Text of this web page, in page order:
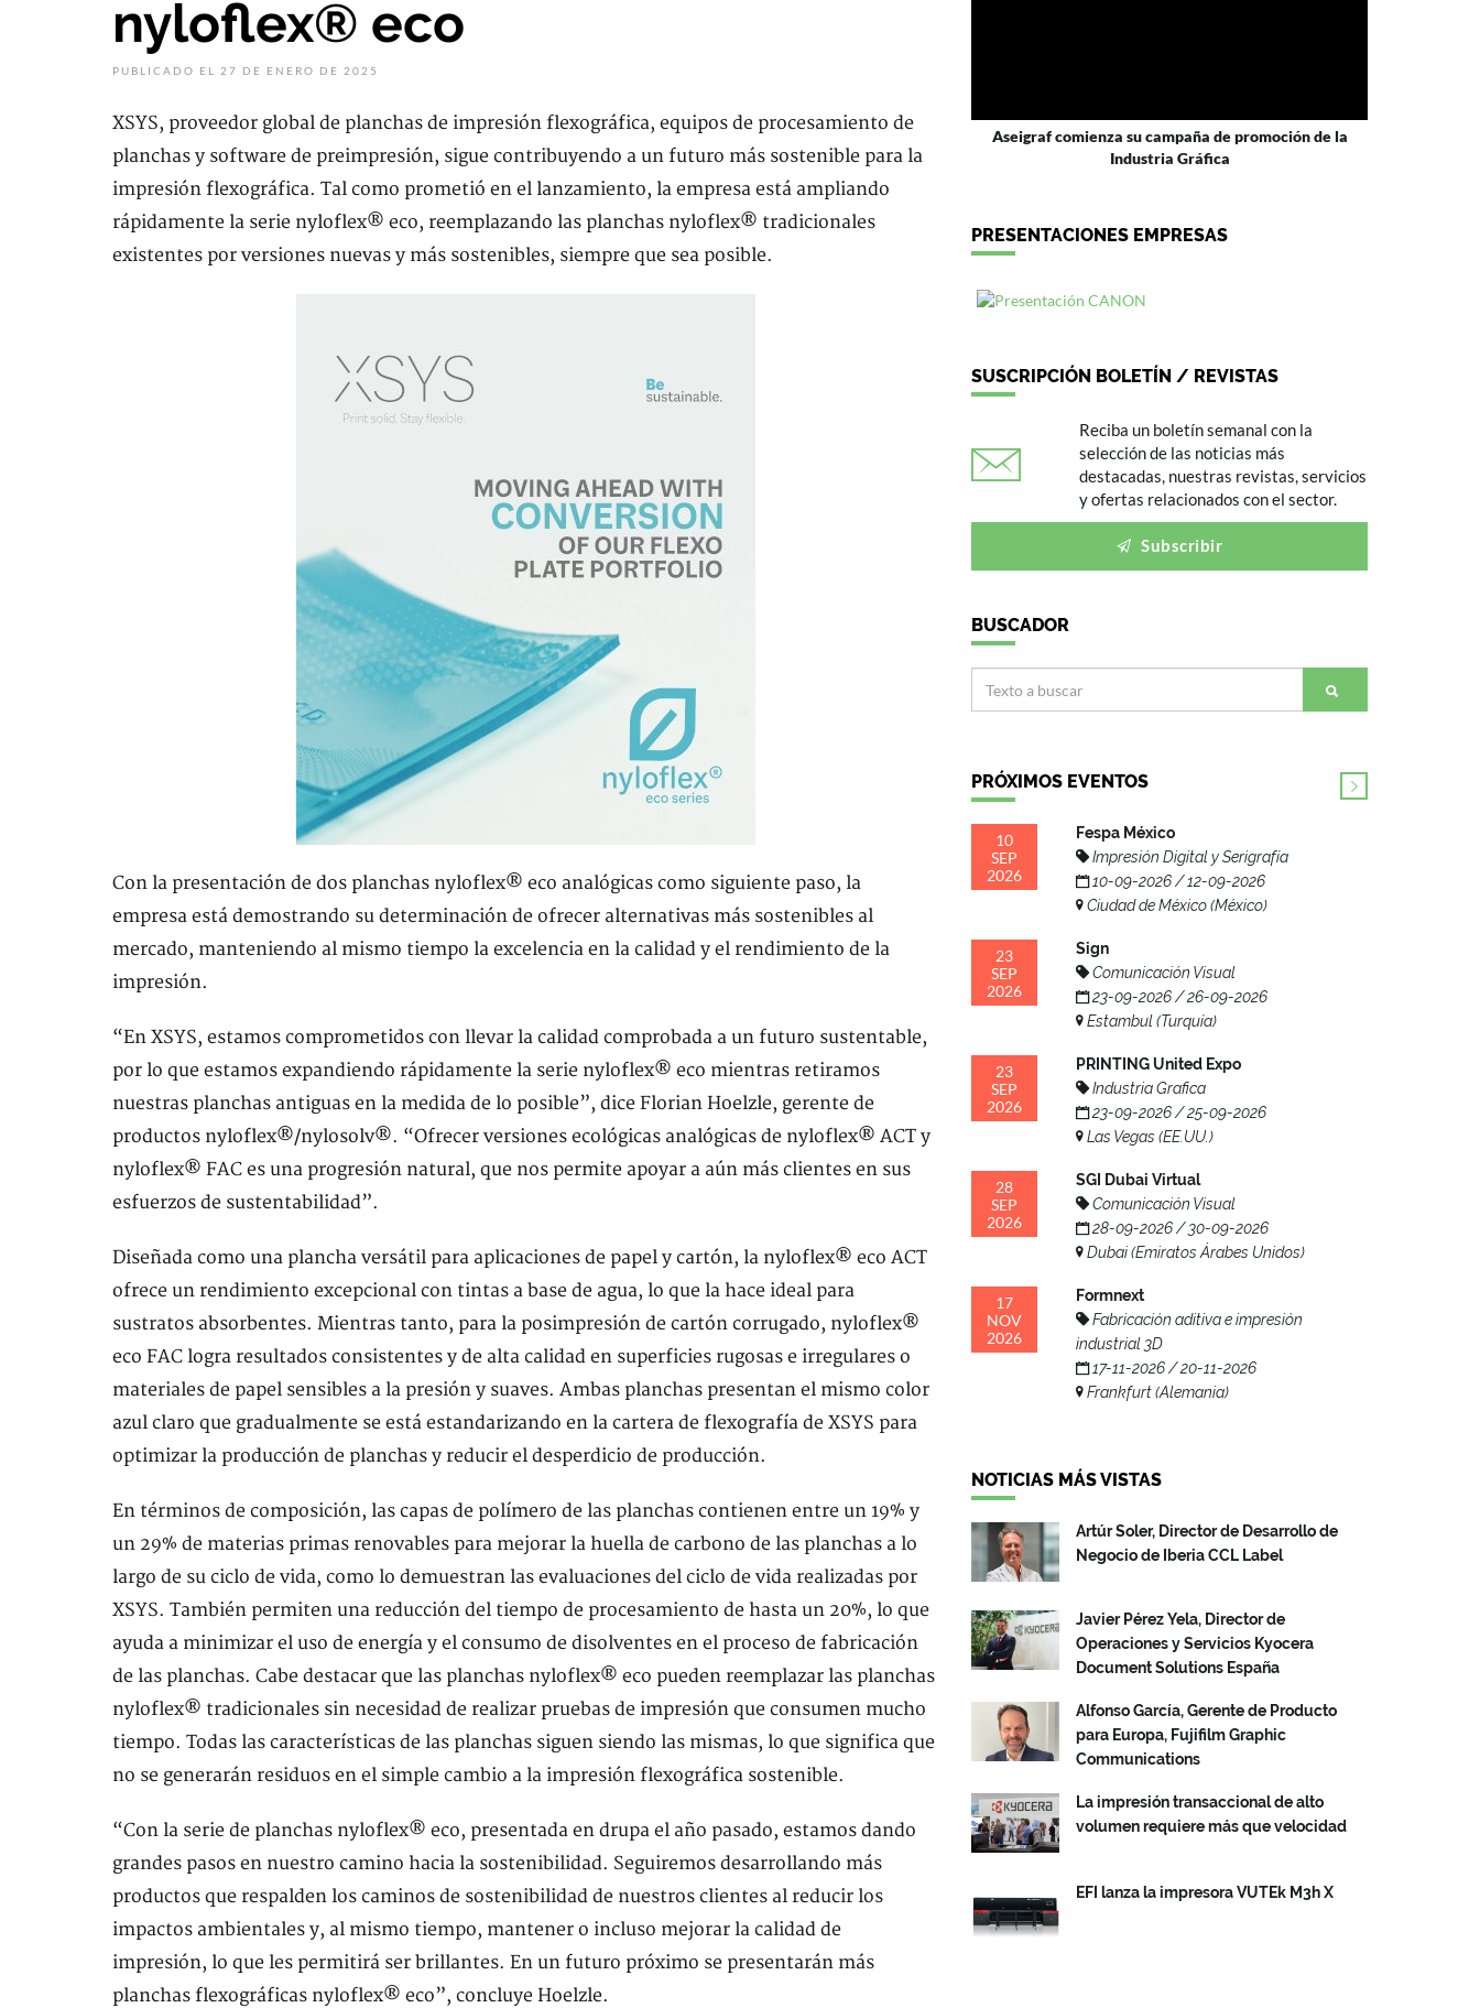
nyloflex® eco
PUBLICADO EL 27 DE ENERO DE 2025
XSYS, proveedor global de planchas de impresión flexográfica, equipos de procesamiento de
planchas y software de preimpresión, sigue contribuyendo a un futuro más sostenible para la
impresión flexográfica. Tal como prometió en el lanzamiento, la empresa está ampliando
rápidamente la serie nyloflex® eco, reemplazando las planchas nyloflex® tradicionales
existentes por versiones nuevas y más sostenibles, siempre que sea posible.
Con la presentación de dos planchas nyloflex® eco analógicas como siguiente paso, la
empresa está demostrando su determinación de ofrecer alternativas más sostenibles al
mercado, manteniendo al mismo tiempo la excelencia en la calidad y el rendimiento de la
impresión.
“En XSYS, estamos comprometidos con llevar la calidad comprobada a un futuro sustentable,
por lo que estamos expandiendo rápidamente la serie nyloflex® eco mientras retiramos
nuestras planchas antiguas en la medida de lo posible”, dice Florian Hoelzle, gerente de
productos nyloflex®/nylosolv®. “Ofrecer versiones ecológicas analógicas de nyloflex® ACT y
nyloflex® FAC es una progresión natural, que nos permite apoyar a aún más clientes en sus
esfuerzos de sustentabilidad”.
Diseñada como una plancha versátil para aplicaciones de papel y cartón, la nyloflex® eco ACT
ofrece un rendimiento excepcional con tintas a base de agua, lo que la hace ideal para
sustratos absorbentes. Mientras tanto, para la posimpresión de cartón corrugado, nyloflex®
eco FAC logra resultados consistentes y de alta calidad en superficies rugosas e irregulares o
materiales de papel sensibles a la presión y suaves. Ambas planchas presentan el mismo color
azul claro que gradualmente se está estandarizando en la cartera de flexografía de XSYS para
optimizar la producción de planchas y reducir el desperdicio de producción.
En términos de composición, las capas de polímero de las planchas contienen entre un 19% y
un 29% de materias primas renovables para mejorar la huella de carbono de las planchas a lo
largo de su ciclo de vida, como lo demuestran las evaluaciones del ciclo de vida realizadas por
XSYS. También permiten una reducción del tiempo de procesamiento de hasta un 20%, lo que
ayuda a minimizar el uso de energía y el consumo de disolventes en el proceso de fabricación
de las planchas. Cabe destacar que las planchas nyloflex® eco pueden reemplazar las planchas
nyloflex® tradicionales sin necesidad de realizar pruebas de impresión que consumen mucho
tiempo. Todas las características de las planchas siguen siendo las mismas, lo que significa que
no se generarán residuos en el simple cambio a la impresión flexográfica sostenible.
“Con la serie de planchas nyloflex® eco, presentada en drupa el año pasado, estamos dando
grandes pasos en nuestro camino hacia la sostenibilidad. Seguiremos desarrollando más
productos que respalden los caminos de sostenibilidad de nuestros clientes al reducir los
impactos ambientales y, al mismo tiempo, mantener o incluso mejorar la calidad de
impresión, lo que les permitirá ser brillantes. En un futuro próximo se presentarán más
planchas flexográficas nyloflex® eco”, concluye Hoelzle.
Aseigraf comienza su campaña de promoción de la
Industria Gráfica
PRESENTACIONES EMPRESAS
SUSCRIPCIÓN BOLETÍN / REVISTAS
Reciba un boletín semanal con la
selección de las noticias más
destacadas, nuestras revistas, servicios
y ofertas relacionados con el sector.
Subscribir
BUSCADOR
PRÓXIMOS EVENTOS
10
SEP
2026
Fespa México
Impresión Digital y Serigrafía
10-09-2026 / 12-09-2026
Ciudad de México (México)
23
SEP
2026
Sign
Comunicación Visual
23-09-2026 / 26-09-2026
Estambul (Turquía)
23
SEP
2026
PRINTING United Expo
Industria Grafica
23-09-2026 / 25-09-2026
Las Vegas (EE.UU.)
28
SEP
2026
SGI Dubai Virtual
Comunicación Visual
28-09-2026 / 30-09-2026
Dubai (Emiratos Árabes Unidos)
17
NOV
2026
Formnext
Fabricación aditiva e impresión
industrial 3D
17-11-2026 / 20-11-2026
Frankfurt (Alemania)
NOTICIAS MÁS VISTAS
Artúr Soler, Director de Desarrollo de
Negocio de Iberia CCL Label
Javier Pérez Yela, Director de
Operaciones y Servicios Kyocera
Document Solutions España
Alfonso García, Gerente de Producto
para Europa, Fujifilm Graphic
Communications
La impresión transaccional de alto
volumen requiere más que velocidad
EFI lanza la impresora VUTEk M3h X